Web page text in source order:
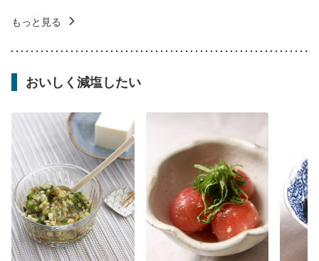
もっと見る
おいしく減塩したい